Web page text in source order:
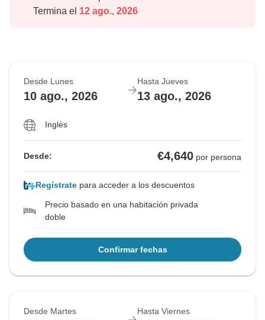
Termina el 12 ago., 2026
Desde Lunes
10 ago., 2026
Hasta Jueves
13 ago., 2026
Inglés
Desde: €4,640 por persona
Regístrate para acceder a los descuentos
Precio basado en una habitación privada
doble
Confirmar fechas
Desde Martes Hasta Viernes